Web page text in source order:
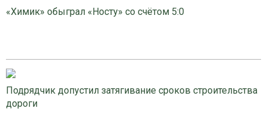
«Химик» обыграл «Носту» со счётом 5:0
Подрядчик допустил затягивание сроков строительства
дороги